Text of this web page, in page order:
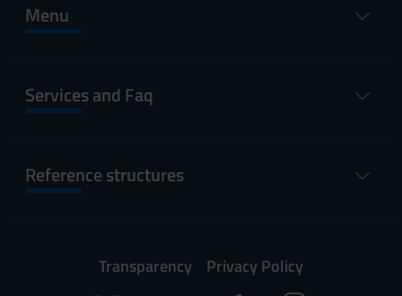
Menu
Services and Faq
Reference structures
Transparency
Privacy Policy